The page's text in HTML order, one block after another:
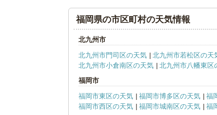
福岡県の市区町村の天気情報
北九州市
北九州市門司区の天気
北九州市若松区の天
北九州市小倉南区の天気
北九州市八幡東区
福岡市
福岡市東区の天気
福岡市博多区の天気 福
福岡市西区の天気
福岡市城南区の天気
福